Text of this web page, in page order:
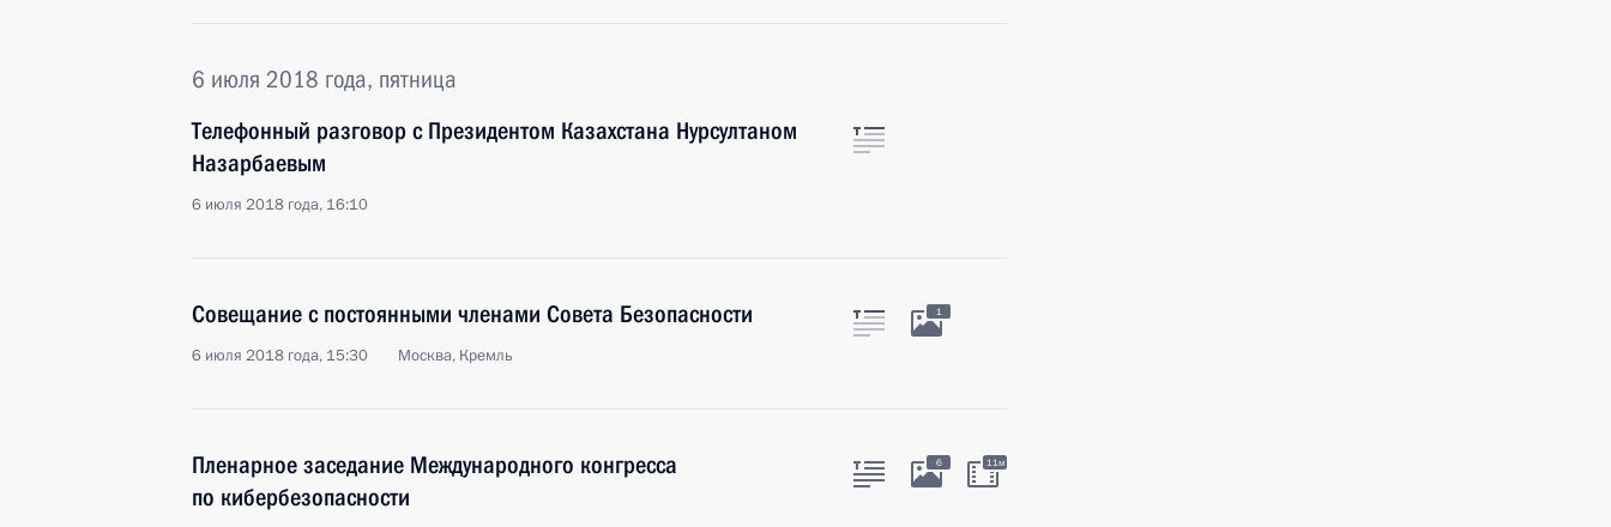
6 июля 2018 года, пятница
Телефонный разговор с Президентом Казахстана Нурсултаном
Назарбаевым
6 июля 2018 года, 16:10
Совещание с постоянными членами Совета Безопасности
6 июля 2018 года, 15:30 Москва, Кремль
1
Пленарное заседание Международного конгресса
по кибербезопасности
6 11м